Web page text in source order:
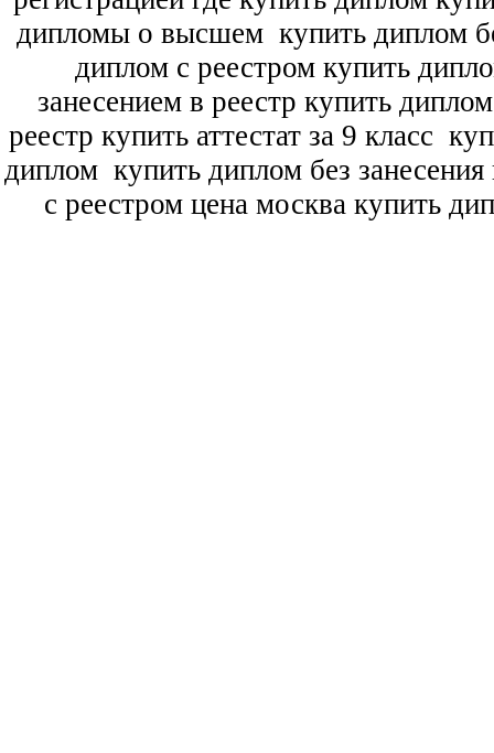
дипломы о высшем купить диплом
диплом с реестром купить
занесением в реестр купить
реестр купить аттестат за 9 класс
диплом купить диплом без
с реестром цена москва купить